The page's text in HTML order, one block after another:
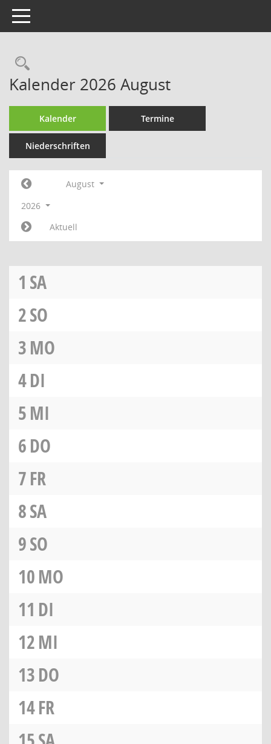
Toggle navigation
Rechercheauswahl
Kalender 2026 August
Kalender Termine
Niederschriften
August
2026
Aktuell
1 SA
2SO
3MO
4DI
5MI
6DO
7FR
8SA
9SO
10MO
11 DI
12MI
13DO
14FR